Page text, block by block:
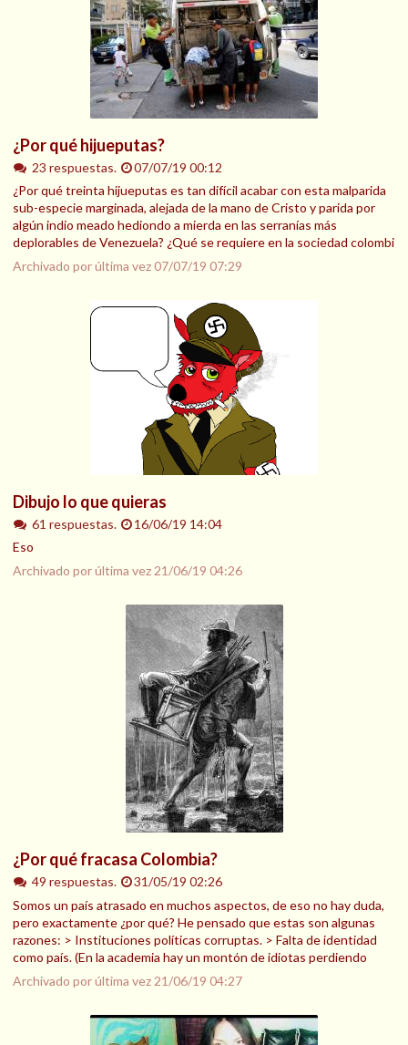
¿Por qué hijueputas?
23 respuestas.
07/07/19 00:12
¿Por qué treinta hijueputas es tan difícil acabar con esta malparida
sub-especie marginada, alejada de la mano de Cristo y parida por
algún indio meado hediondo a mierda en las serranías más
deplorables de Venezuela? ¿Qué se requiere en la sociedad colombi
Archivado por última vez07/07/19 07:29
Dibujo lo que quieras
61 respuestas.
16/06/19 14:04
Eso
Archivado por última vez 21/06/19 04:26
¿Por qué fracasa Colombia?
49 respuestas.
31/05/19 02:26
Somos un país atrasado en muchos aspectos, de eso no hay duda,
pero exactamente ¿por qué? He pensado que estas son algunas
razones: > Instituciones políticas corruptas. > Falta de identidad
como país. (En la academia hay un montón de idiotas perdiendo
Archivado por última vez 21/06/19 04:27